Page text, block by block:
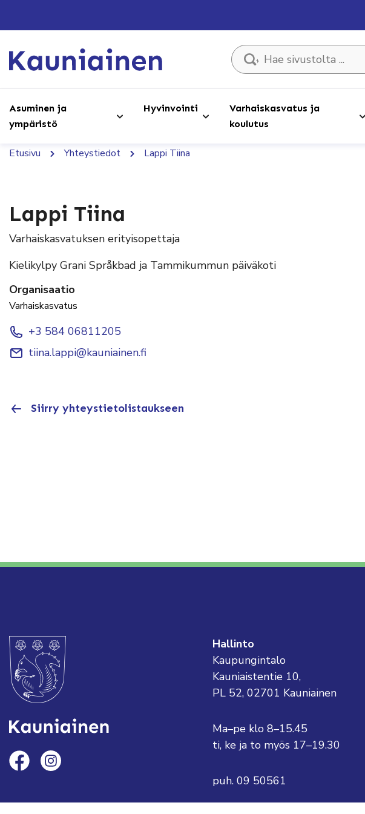
Hae sivustolta ...
Asuminen ja
ympäristö
Hyvinvointi
Varhaiskasvatus ja
koulutus
Etusivu Yhteystiedot Lappi Tiina
Lappi Tiina
Varhaiskasvatuksen erityisopettaja
Kielikylpy Grani Språkbad ja Tammikummun päiväkoti
Organisaatio
Varhaiskasvatus
+3 584 06811205
tiina.lappi@kauniainen.fi
Siirry yhteystietolistaukseen
Hallinto
Kaupungintalo
Kauniaistentie 10,
PL 52, 02701 Kauniainen
Ma–pe klo 8–15.45
ti, ke ja to myös 17–19.30
puh. 09 50561